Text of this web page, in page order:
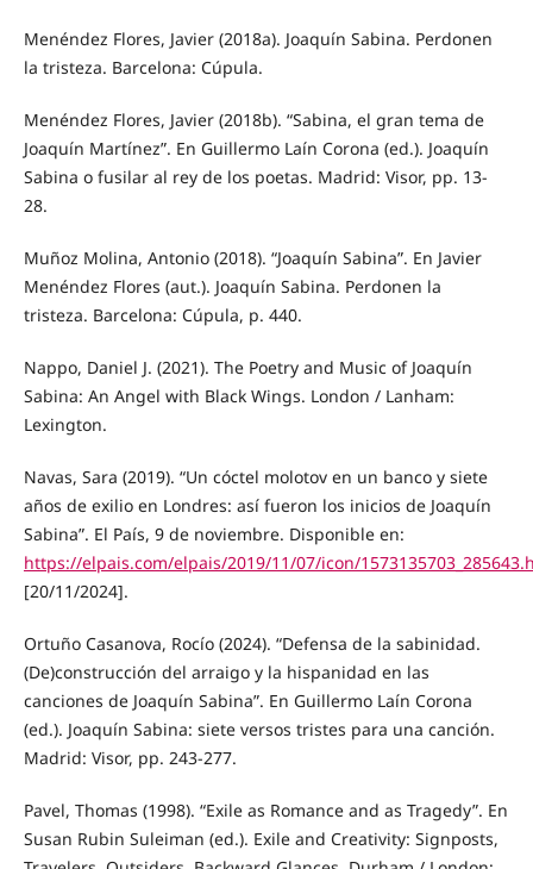
Menéndez Flores, Javier (2018a). Joaquín Sabina. Perdonen
la tristeza. Barcelona: Cúpula.
Menéndez Flores, Javier (2018b). “Sabina, el gran tema de
Joaquín Martínez”. En Guillermo Laín Corona (ed.). Joaquín
Sabina o fusilar al rey de los poetas. Madrid: Visor, pp. 13-
28.
Muñoz Molina, Antonio (2018). “Joaquín Sabina”. En Javier
Menéndez Flores (aut.). Joaquín Sabina. Perdonen la
tristeza. Barcelona: Cúpula, p. 440.
Nappo, Daniel J. (2021). The Poetry and Music of Joaquín
Sabina: An Angel with Black Wings. London / Lanham:
Lexington.
Navas, Sara (2019). “Un cóctel molotov en un banco y siete
años de exilio en Londres: así fueron los inicios de Joaquín
Sabina”. El País, 9 de noviembre. Disponible en:
https://elpais.com/elpais/2019/11/07/icon/
[20/11/2024].
Ortuño Casanova, Rocío (2024). “Defensa de la sabinidad.
(De)construcción del arraigo y la hispanidad en las
canciones de Joaquín Sabina”. En Guillermo Laín Corona
(ed.). Joaquín Sabina: siete versos tristes para una canción.
Madrid: Visor, pp. 243-277.
Pavel, Thomas (1998). “Exile as Romance and as Tragedy”. En
Susan Rubin Suleiman (ed.). Exile and Creativity: Signposts,